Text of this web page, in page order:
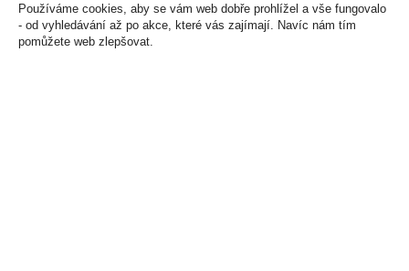
Cena za:balení (30 ks)
Skladem:5 - 50 balení
Cena za:1 ks
Skladem:5 - 50 ks
Používáme cookies, aby se vám web dobře prohlížel a vše fungovalo
- od vyhledávání až po akce, které vás zajímají. Navíc nám tím
pomůžete web zlepšovat.